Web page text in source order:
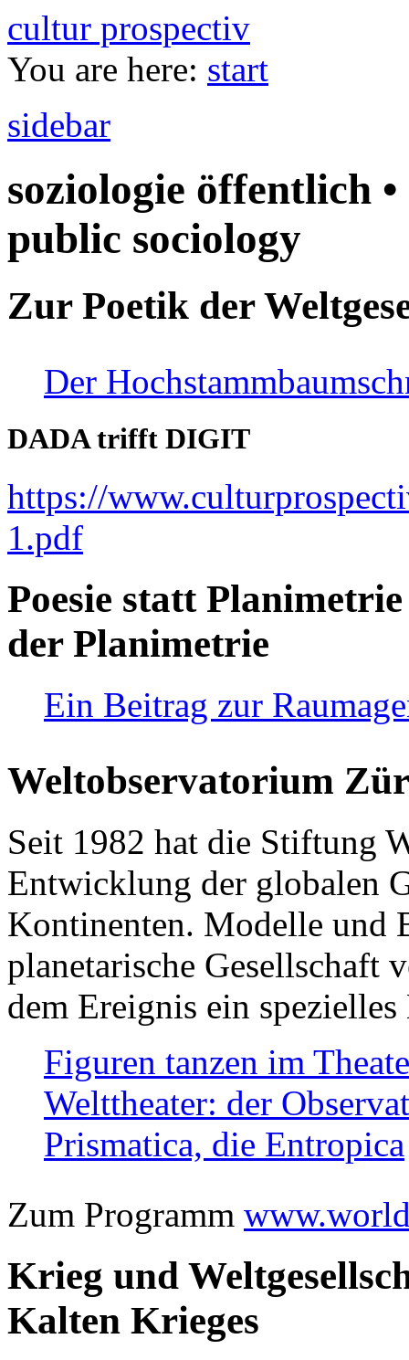
cultur prospectiv
You are here: start
sidebar
soziologie öffentlich
public sociology
Zur Poetik der
Der
DADA trifft DIGIT
https://
1.pdf
Poesie statt
der Planimetrie
Ein Beitrag zur
Weltobservatorium
Seit 1982 hat die Stiftung
Entwicklung der globalen
Kontinenten. Modelle und
planetarische Gesellschaft
dem Ereignis ein
Figuren tanzen im
Welttheater: der
Prismatica, die Entropica
Zum Programm
Krieg und
Kalten Krieges